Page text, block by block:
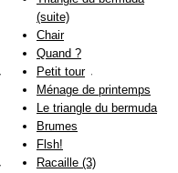
(suite)
Chair
Quand ?
Petit tour
Ménage de printemps
Le triangle du bermuda
Brumes
Flsh!
Racaille (3)